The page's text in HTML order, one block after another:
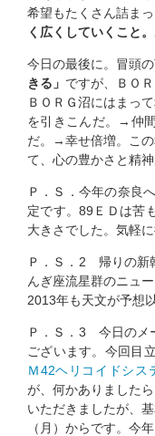
希望もたくさん詰ま
く広くしていくこと。
今日の最後に。冒頭
きる」 ですが、ＢＯ
ＢＯＲＧ沼にはまっ
を引きこんだ。→仲
だ。→幸せ倍増。こ
て、心の豊かさと精
Ｐ．Ｓ．今年の奈良
定です。89ＥＤは苦
大きさでした。気軽
Ｐ．Ｓ．2 帰りの新
んぎ座流星群のニュ
2013年も天文が予想
Ｐ．Ｓ．3 今日のメ
ございます。今回目
Ｍ42ヘリコイドシス
が、何かありました
いただきましたが、
（月）からです。今